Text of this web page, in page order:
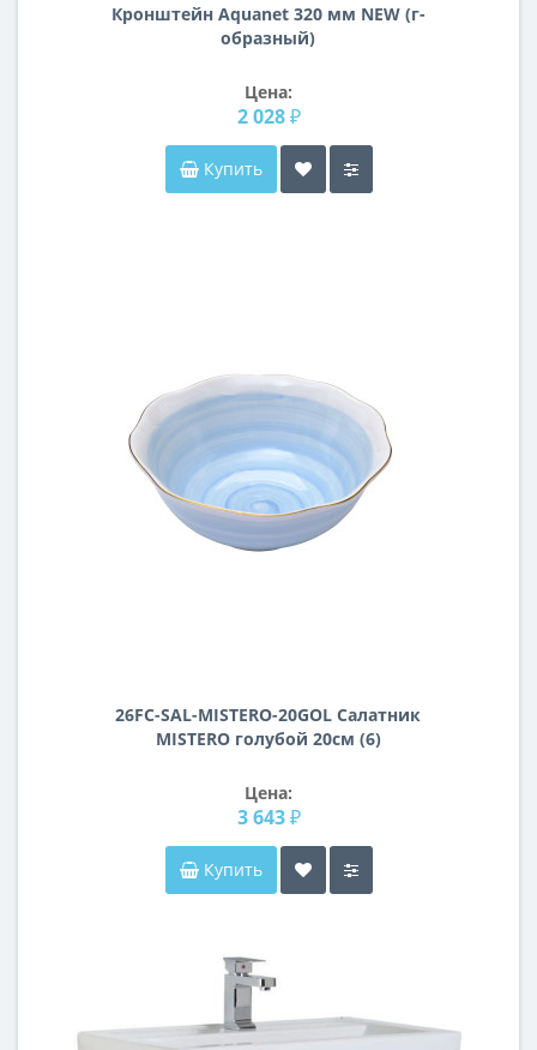
Кронштейн Aquanet 320 мм NEW (г-
образный)
Цена:
2 028 ₽
Купить
26FC-SAL-MISTERO-20GOL Салатник
MISTERO голубой 20см (6)
Цена:
3 643 ₽
Купить